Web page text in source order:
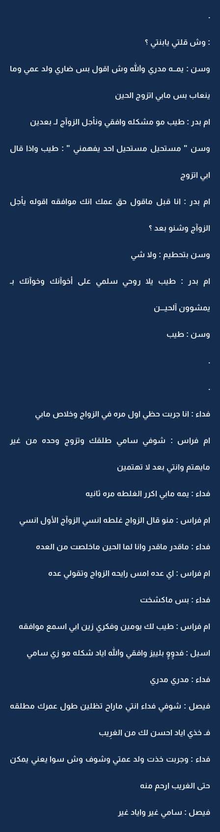
.
: وش قلتي يابنتي ؟
وسن : يمــه مدري والله وش اقول بس ضاري ولد عمي وما
ينعاب بس مابي اتزوج الحين
ام بدر : طيب مو مشكله وافقي ونأجل الزوآج لـ بعدين
وسن " مستحيل مستحيل احد يفهمني " : طيب واذا قال
ابي اتزوج
ام بدر : انا قبل ماقول حق عمك انك موافقه اقوله يأجل
الزوآج وشنو بعد ؟
وسن بتحطيم : ولا شي
ام بدر : طيب يلا روحي سلمي على أخوآنك وخوآتك بـ
يمشوون آلحيـــن
وسن : طيب
.
.
فداء : انا جربت حظي اول مره في الزواج وخلاص مابي
ام فراس : شوفي سامي طلقك وتزوج وحده من غير
مايهتم وانتي بعد لا تهتمين
فداء : يمه مابي اكرر الغلطه مره ثانيه
ام فراس : منو قال الزواج غلطه انسي الزوآج الأول انسي
فداء : ماقدر ماقدر وانا لما الحين ماخلصت من العده
ام فراس : اي عده امس رايحه الزواج وتقولي عده
فداء : بس ماكشخت
ام فراس : طيب لك يومين وفكري زين ابي اسمع موافقه
اسيل : فدوٍوٍ بلييز وافقي والله اياد شكله مو زي سامي
فداء : مدري مدري
فيصل : شوفي فداء انتي ماراح تظلين طول عمرك مطلقه
فـ خذي اياد احسن لك من الغرِيب
فداء : وجربت خذت ولد عمتي وشوف وش سوا يعني يمكن
حتى الغريب ارحم منه
فيصل : سامي غير واياد غير